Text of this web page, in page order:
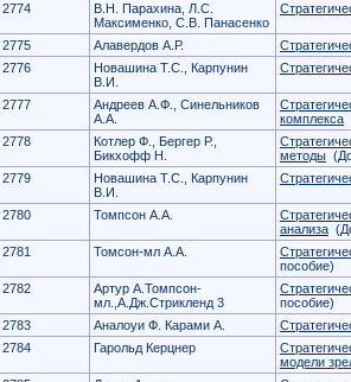
2774
В.Н. Парахина, Л.С.
Максименко, С.В. Панасенко
2775 Алавердов А.Р.
2776
Новашина Т.С., Карпунин
В.И.
2777
Андреев А.Ф., Синельников
А.А.
комплекса
2778
Котлер Ф., Бергер Р.,
Бикхофф Н.
методы
2779
Новашина Т.С., Карпунин
В.И.
2780 Томпсон А.А.
анализа
2781
Томсон-мл А.А.
пособие)
2782
Артур А.Томпсон-
мл.,А.Дж.Стрикленд 3
пособие)
2783
Аналоуи Ф. Карами А.
2784
Гарольд Керцнер
модели